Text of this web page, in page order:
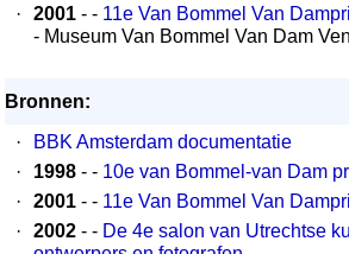
·
2001 - - 11e Van Bommel Van
- Museum Van Bommel Van Dam
Bronnen:
·
BBK Amsterdam documentatie
·
1998 - - 10e van Bommel-van Dam
·
2001 - - 11e Van Bommel Van
·
2002 - - De 4e salon van Utrechtse